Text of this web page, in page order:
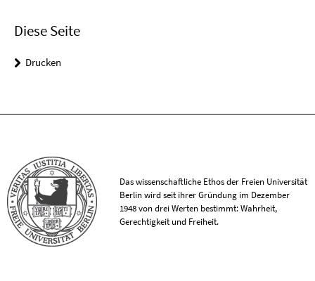
Diese Seite
Drucken
Das wissenschaftliche Ethos der Freien Universität
Berlin wird seit ihrer Gründung im Dezember
1948 von drei Werten bestimmt: Wahrheit,
Gerechtigkeit und Freiheit.